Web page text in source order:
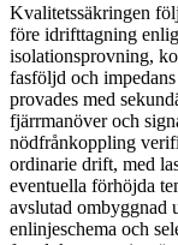
Kvalitetssäkringen
före idrifttagning
isolationsprovning,
fasföljd och
provades med
fjärrmanöver och
nödfrånkoppling
ordinarie drift, med
eventuella förhöjda
avslutad ombyggnad
enlinjeschema och